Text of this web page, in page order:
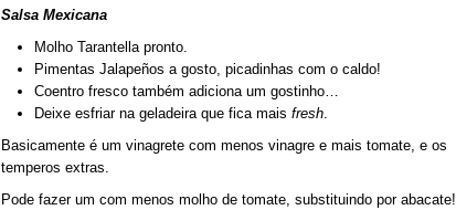
Salsa Mexicana
Molho Tarantella pronto.
Pimentas Jalapeños a gosto, picadinhas com o caldo!
Coentro fresco também adiciona um gostinho…
Deixe esfriar na geladeira que fica mais fresh.
Basicamente é um vinagrete com menos vinagre e mais tomate, e os
temperos extras.
Pode fazer um com menos molho de tomate, substituindo por abacate!